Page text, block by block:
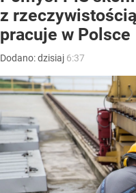
z
pracuje w Polsce
Dodano:dzisiaj 6:37